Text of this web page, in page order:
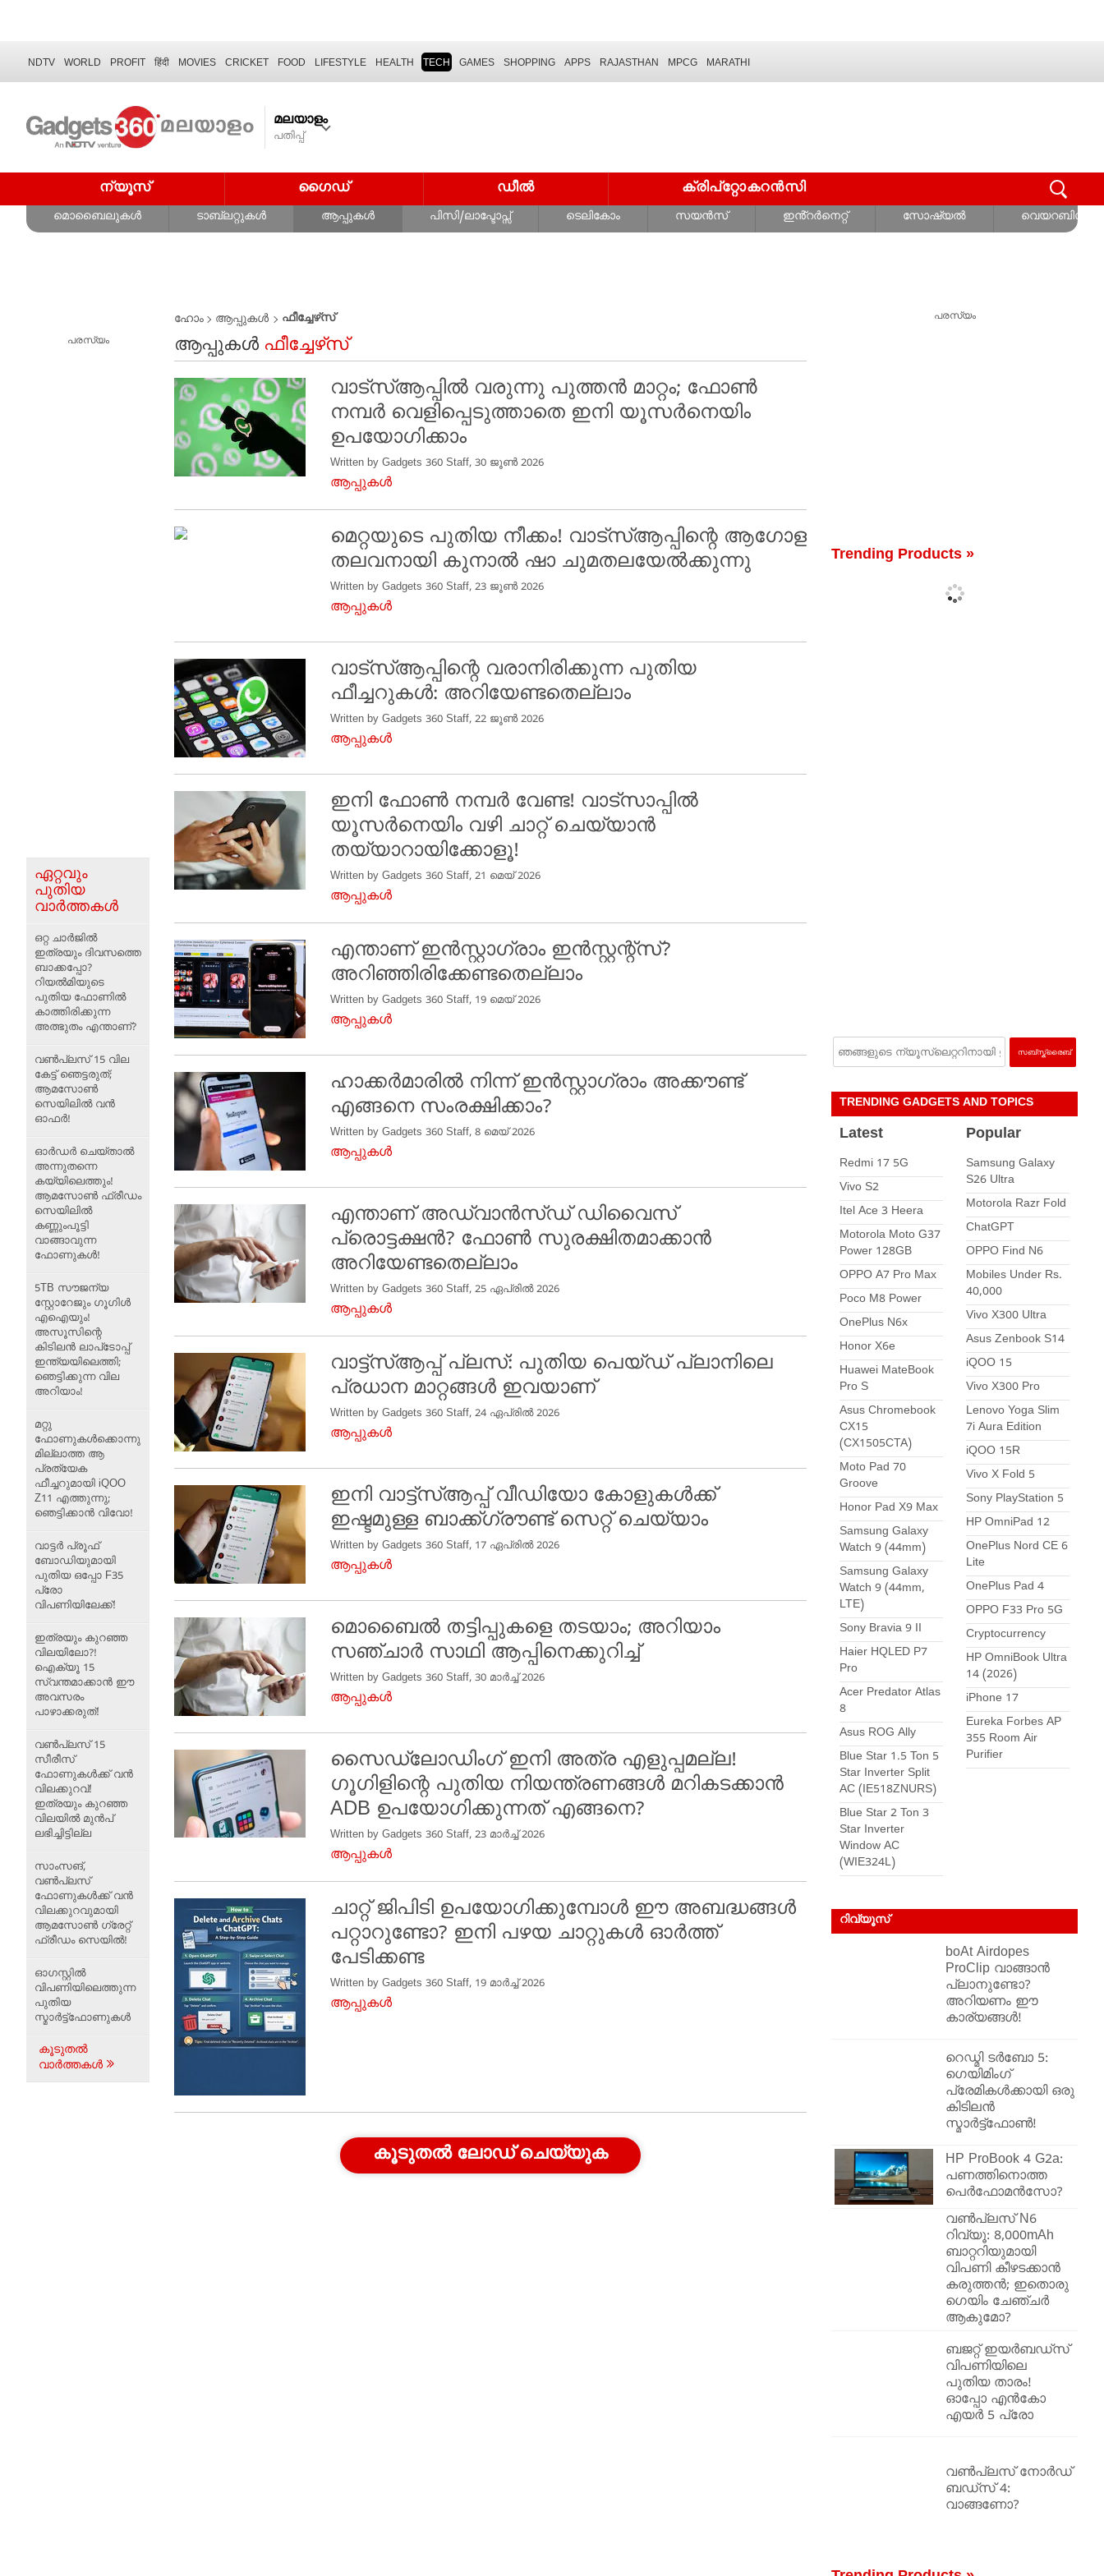
NDTV WORLD PROFIT हिंदी MOVIES CRICKET FOOD LIFESTYLE HEALTH TECH GAMES SHOPPING APPS RAJASTHAN MPCG MARATHI
മലയാളം
പതിപ്പ്
ന്യൂസ് ഗൈഡ് ഡീൽ ക്രിപ്റ്റോകറൻസി
മൊബൈലുകൾ ടാബ്‌ലറ്റുകൾ ആപ്പുകൾ പിസി/ലാപ്ടോപ്സ് ടെലികോം സയൻസ് ഇൻ്റർനെറ്റ് സോഷ്യൽ വെയറബിൾസ്
ഹോം ആപ്പുകൾ ഫീച്ചേഴ്‌സ്
ആപ്പുകൾ ഫീച്ചേഴ്‌സ്
വാട്‌സ്ആപ്പിൽ വരുന്നു പുത്തൻ മാറ്റം; ഫോൺ
നമ്പർ വെളിപ്പെടുത്താതെ ഇനി യൂസർനെയിം
ഉപയോഗിക്കാം
Written by Gadgets 360 Staff, 30 ജൂൺ 2026
ആപ്പുകൾ
മെറ്റയുടെ പുതിയ നീക്കം! വാട്‌സ്ആപ്പിന്റെ ആഗോള
തലവനായി കുനാൽ ഷാ ചുമതലയേൽക്കുന്നു
Written by Gadgets 360 Staff, 23 ജൂൺ 2026
ആപ്പുകൾ
വാട്‌സ്ആപ്പിന്റെ വരാനിരിക്കുന്ന പുതിയ
ഫീച്ചറുകൾ: അറിയേണ്ടതെല്ലാം
Written by Gadgets 360 Staff, 22 ജൂൺ 2026
ആപ്പുകൾ
ഇനി ഫോൺ നമ്പർ വേണ്ട! വാട്സാപ്പിൽ
യൂസർനെയിം വഴി ചാറ്റ് ചെയ്യാൻ
തയ്യാറായിക്കോളൂ!
Written by Gadgets 360 Staff, 21 മെയ് 2026
ആപ്പുകൾ
എന്താണ് ഇൻസ്റ്റാഗ്രാം ഇൻസ്റ്റന്റ്സ്?
അറിഞ്ഞിരിക്കേണ്ടതെല്ലാം
Written by Gadgets 360 Staff, 19 മെയ് 2026
ആപ്പുകൾ
ഹാക്കർമാരിൽ നിന്ന് ഇൻസ്റ്റാഗ്രാം അക്കൗണ്ട്
എങ്ങനെ സംരക്ഷിക്കാം?
Written by Gadgets 360 Staff, 8 മെയ് 2026
ആപ്പുകൾ
എന്താണ് അഡ്വാൻസ്ഡ് ഡിവൈസ്
പ്രൊട്ടക്ഷൻ? ഫോൺ സുരക്ഷിതമാക്കാൻ
അറിയേണ്ടതെല്ലാം
Written by Gadgets 360 Staff, 25 ഏപ്രിൽ 2026
ആപ്പുകൾ
വാട്ട്‌സ്ആപ്പ് പ്ലസ്: പുതിയ പെയ്ഡ് പ്ലാനിലെ
പ്രധാന മാറ്റങ്ങൾ ഇവയാണ്
Written by Gadgets 360 Staff, 24 ഏപ്രിൽ 2026
ആപ്പുകൾ
ഇനി വാട്ട്‌സ്ആപ്പ് വീഡിയോ കോളുകൾക്ക്
ഇഷ്ടമുള്ള ബാക്ക്ഗ്രൗണ്ട് സെറ്റ് ചെയ്യാം
Written by Gadgets 360 Staff, 17 ഏപ്രിൽ 2026
ആപ്പുകൾ
മൊബൈൽ തട്ടിപ്പുകളെ തടയാം; അറിയാം
സഞ്ചാർ സാഥി ആപ്പിനെക്കുറിച്ച്
Written by Gadgets 360 Staff, 30 മാർച്ച് 2026
ആപ്പുകൾ
സൈഡ്‌ലോഡിംഗ് ഇനി അത്ര എളുപ്പമല്ല!
ഗൂഗിളിന്റെ പുതിയ നിയന്ത്രണങ്ങൾ മറികടക്കാൻ
ADB ഉപയോഗിക്കുന്നത് എങ്ങനെ?
Written by Gadgets 360 Staff, 23 മാർച്ച് 2026
ആപ്പുകൾ
ചാറ്റ് ജിപിടി ഉപയോഗിക്കുമ്പോൾ ഈ അബദ്ധങ്ങൾ
പറ്റാറുണ്ടോ? ഇനി പഴയ ചാറ്റുകൾ ഓർത്ത്
പേടിക്കണ്ട
Written by Gadgets 360 Staff, 19 മാർച്ച് 2026
ആപ്പുകൾ
കൂടുതൽ ലോഡ് ചെയ്യുക
പരസ്യം
Trending Products »
TRENDING GADGETS AND TOPICS
Latest
Redmi 17 5G
Vivo S2
Itel Ace 3 Heera
Motorola Moto G37
Power 128GB
OPPO A7 Pro Max
Poco M8 Power
OnePlus N6x
Honor X6e
Huawei MateBook
Pro S
Asus Chromebook
CX15
(CX1505CTA)
Moto Pad 70
Groove
Honor Pad X9 Max
Samsung Galaxy
Watch 9 (44mm)
Samsung Galaxy
Watch 9 (44mm,
LTE)
Sony Bravia 9 II
Haier HQLED P7
Pro
Acer Predator Atlas
8
Asus ROG Ally
Blue Star 1.5 Ton 5
Star Inverter Split
AC (IE518ZNURS)
Blue Star 2 Ton 3
Star Inverter
Window AC
(WIE324L)
Popular
Samsung Galaxy
S26 Ultra
Motorola Razr Fold
ChatGPT
OPPO Find N6
Mobiles Under Rs.
40,000
Vivo X300 Ultra
Asus Zenbook S14
iQOO 15
Vivo X300 Pro
Lenovo Yoga Slim
7i Aura Edition
iQOO 15R
Vivo X Fold 5
Sony PlayStation 5
HP OmniPad 12
OnePlus Nord CE 6
Lite
OnePlus Pad 4
OPPO F33 Pro 5G
Cryptocurrency
HP OmniBook Ultra
14 (2026)
iPhone 17
Eureka Forbes AP
355 Room Air
Purifier
റിവ്യൂസ്
boAt Airdopes
ProClip വാങ്ങാൻ
പ്ലാനുണ്ടോ?
അറിയണം ഈ
കാര്യങ്ങൾ!
റെഡ്മി ടർബോ 5:
ഗെയിമിംഗ്
പ്രേമികൾക്കായി ഒരു
കിടിലൻ
സ്മാർട്ട്ഫോൺ!
HP ProBook 4 G2a:
പണത്തിനൊത്ത
പെർഫോമൻസോ?
വൺപ്ലസ് N6
റിവ്യൂ: 8,000mAh
ബാറ്ററിയുമായി
വിപണി കീഴടക്കാൻ
കരുത്തൻ; ഇതൊരു
ഗെയിം ചേഞ്ചർ
ആകുമോ?
ബജറ്റ് ഇയർബഡ്സ്
വിപണിയിലെ
പുതിയ താരം!
ഓപ്പോ എൻകോ
എയർ 5 പ്രോ
വൺപ്ലസ് നോർഡ്
ബഡ്‌സ് 4:
വാങ്ങണോ?
പരസ്യം
ഏറ്റവും
പുതിയ
വാർത്തകൾ
ഒറ്റ ചാർജിൽ
ഇത്രയും ദിവസത്തെ
ബാക്കപ്പോ?
റിയൽമിയുടെ
പുതിയ ഫോണിൽ
കാത്തിരിക്കുന്ന
അത്ഭുതം എന്താണ്?
വൺപ്ലസ് 15 വില
കേട്ട് ഞെട്ടരുത്;
ആമസോൺ
സെയിലിൽ വൻ
ഓഫർ!
ഓർഡർ ചെയ്താൽ
അന്നുതന്നെ
കയ്യിലെത്തും!
ആമസോൺ ഫ്രീഡം
സെയിലിൽ
കണ്ണുംപൂട്ടി
വാങ്ങാവുന്ന
ഫോണുകൾ!
5TB സൗജന്യ
സ്റ്റോറേജും ഗൂഗിൾ
എഐയും!
അസൂസിന്റെ
കിടിലൻ ലാപ്‌ടോപ്പ്
ഇന്ത്യയിലെത്തി;
ഞെട്ടിക്കുന്ന വില
അറിയാം!
മറ്റു
ഫോണുകൾക്കൊന്നു
മില്ലാത്ത ആ
പ്രത്യേക
ഫീച്ചറുമായി iQOO
Z11 എത്തുന്നു;
ഞെട്ടിക്കാൻ വിവോ!
വാട്ടർ പ്രൂഫ്
ബോഡിയുമായി
പുതിയ ഒപ്പോ F35
പ്രോ
വിപണിയിലേക്ക്!
ഇത്രയും കുറഞ്ഞ
വിലയിലോ?!
ഐക്യൂ 15
സ്വന്തമാക്കാൻ ഈ
അവസരം
പാഴാക്കരുത്!
വൺപ്ലസ് 15
സീരീസ്
ഫോണുകൾക്ക് വൻ
വിലക്കുറവ്!
ഇത്രയും കുറഞ്ഞ
വിലയിൽ മുൻപ്
ലഭിച്ചിട്ടില്ല
സാംസങ്,
വൺപ്ലസ്
ഫോണുകൾക്ക് വൻ
വിലക്കുറവുമായി
ആമസോൺ ഗ്രേറ്റ്
ഫ്രീഡം സെയിൽ!
ഓഗസ്റ്റിൽ
വിപണിയിലെത്തുന്ന
പുതിയ
സ്മാർട്ട്‌ഫോണുകൾ
കൂടുതൽ
വാർത്തകൾ